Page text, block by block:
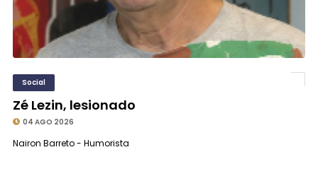
Social
Zé Lezin, lesionado
04 AGO 2026
Nairon Barreto - Humorista